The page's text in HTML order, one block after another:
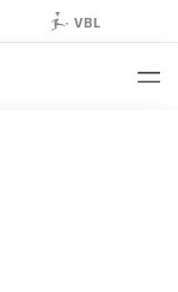
VBL